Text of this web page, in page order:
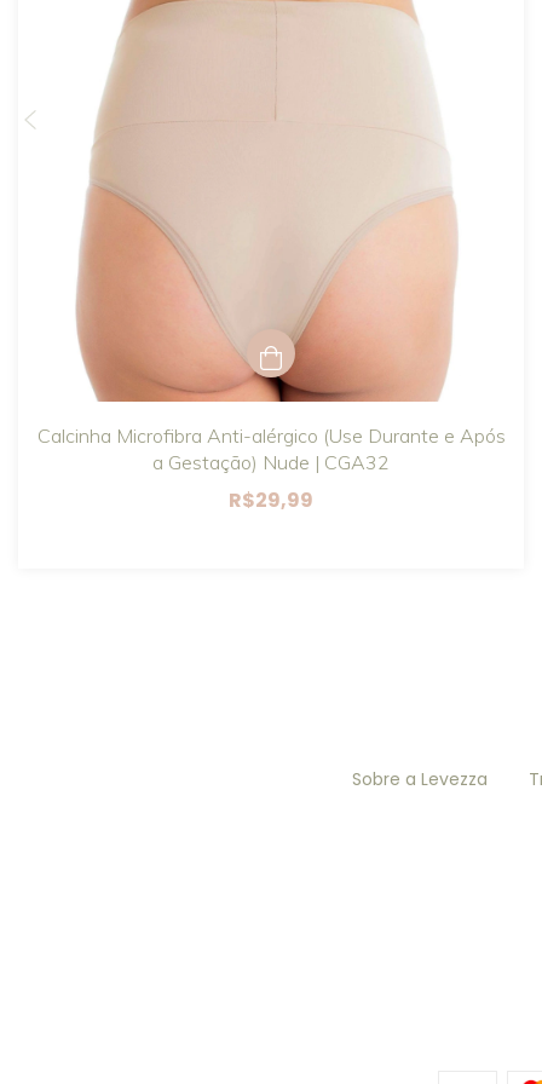
Calcinha Microfibra Anti-alérgico (Use Durante e Após
a Gestação) Nude | CGA32
R$29,99
Sobre a Levezza